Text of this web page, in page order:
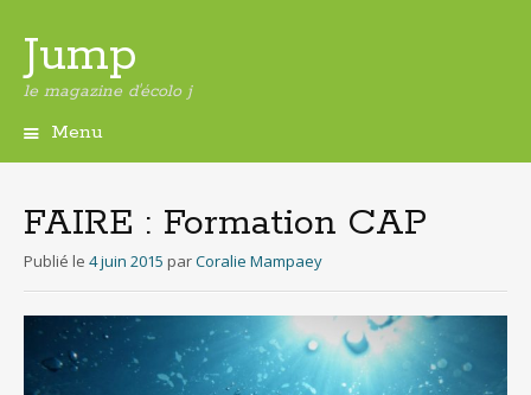
Jump
le magazine d'écolo j
Menu
principal
FAIRE : Formation CAP
Publié le 4 juin 2015 parCoralie Mampaey